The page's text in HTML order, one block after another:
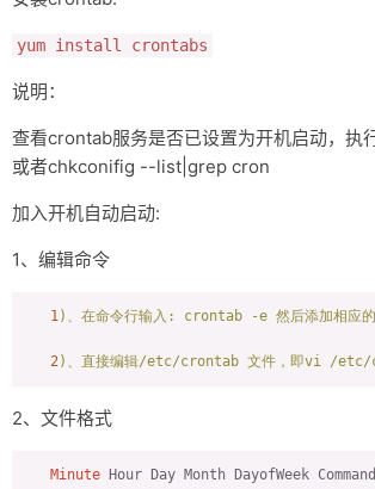
AI
yum install crontabs
说明：
查看crontab服务是否已设置为开机启动，执
或者chkconifig --list|grep cron
加入开机自动启动:
1、编辑命令
1)、在命令行输入: crontab -e 然后添加相应
2)、直接编辑/etc/crontab 文件，即vi /etc/
2、文件格式
Minute